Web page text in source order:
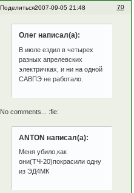
Поделиться 70
2007-09-05 21:48
Олег написал(а):
В июле ездил в четырех
разных апрелевских
электричках, и ни на одной
САВПЭ не работало.
No comments... :fie:
ANTON написал(а):
Меня убило,как
они(ТЧ-20)покрасили одну
из ЭД4МК